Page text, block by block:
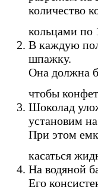
количество
кольцами по
В каждую
шпажку.
Она должна
чтобы
Шоколад
установим
При этом
касаться
На водяной
Его